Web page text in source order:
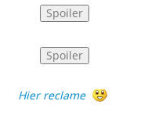
Hier reclame